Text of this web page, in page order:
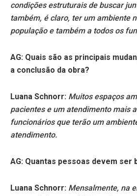
condições estruturais de buscar
também, é claro, ter um ambiente
população e também a todos os
AG: Quais são as principais
a conclusão da obra?
Luana Schnorr: Muitos espaços
pacientes e um atendimento mais
funcionários que terão um
atendimento.
AG: Quantas pessoas devem
Luana Schnorr: Mensalmente, na